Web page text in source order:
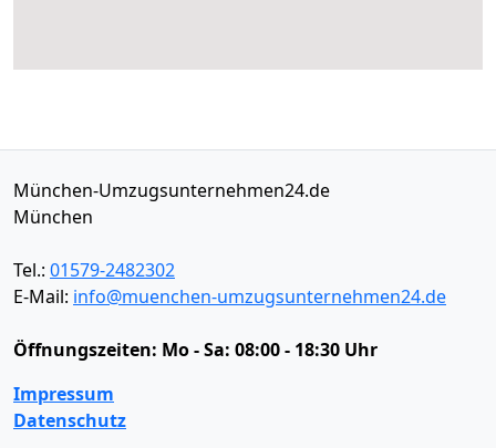
München-Umzugsunternehmen24.de
München
Tel.: 01579-2482302
E-Mail: info@muenchen-umzugsunternehmen24.de
Öffnungszeiten: Mo - Sa: 08:00 - 18:30 Uhr
Impressum
Datenschutz